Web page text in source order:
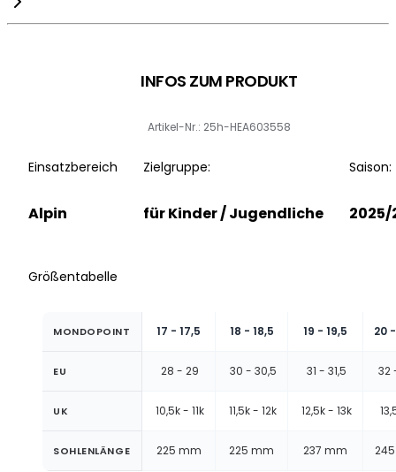
INFOS ZUM PRODUKT
Artikel-Nr.: 25h-HEA603558
Einsatzbereich
Alpin
Zielgruppe:
für Kinder / Jugendliche
Saison:
2025/
Größentabelle
MONDOPOINT 17 - 17,5 18 - 18,5 19 - 19,5 20
EU 28 - 29 30 - 30,5 31 - 31,5 32
UK 10,5k - 11k 11,5k - 12k 12,5k - 13k
SOHLENLÄNGE 225 mm 225 mm 237 mm